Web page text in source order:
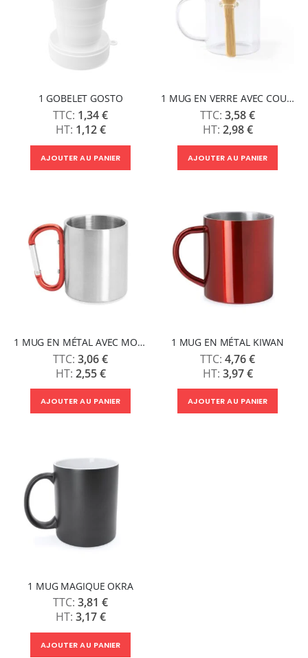
1 GOBELET GOSTO
1,34 €
1,12 €
AJOUTER AU PANIER
1 MUG EN VERRE AVEC COUVERCLE ET CUILLÈRE COCO
3,58 €
2,98 €
AJOUTER AU PANIER
1 MUG EN MÉTAL AVEC MOUSQUETON GUAYA
3,06 €
2,55 €
AJOUTER AU PANIER
1 MUG EN MÉTAL KIWAN
4,76 €
3,97 €
AJOUTER AU PANIER
1 MUG MAGIQUE OKRA
3,81 €
3,17 €
AJOUTER AU PANIER